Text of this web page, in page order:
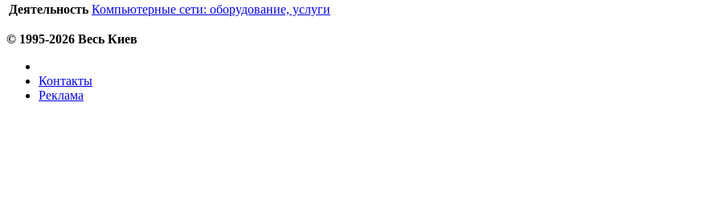
Деятельность Компьютерные сети: оборудование, услуги
© 1995-2026 Весь Киев
Контакты
Реклама